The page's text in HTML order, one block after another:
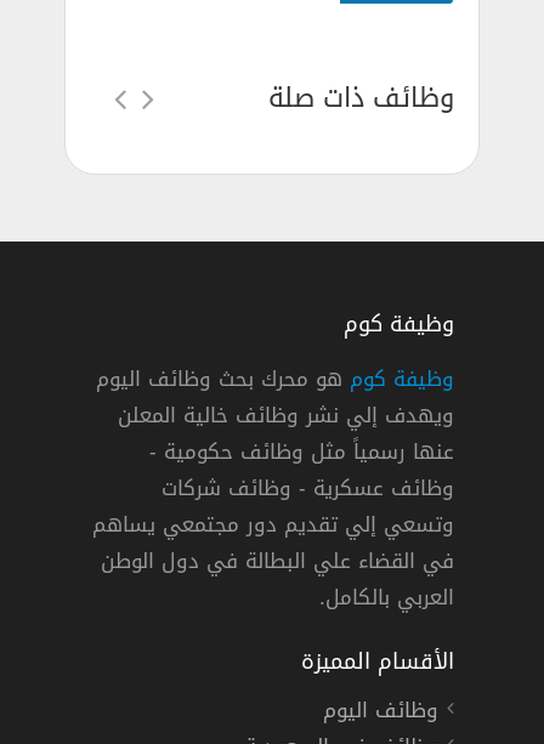
وظائف ذات صلة
مكة المكرمة,الخرج,أبها ,الجبيل وينبع العمل عن بعد
وظيفة كوم
وظيفة كوم هو محرك بحث وظائف اليوم
ويهدف إلي نشر وظائف خالية المعلن
عنها رسمياً مثل وظائف حكومية -
وظائف عسكرية - وظائف شركات
وتسعي إلي تقديم دور مجتمعي يساهم
في القضاء علي البطالة في دول الوطن
العربي بالكامل.
الأقسام المميزة
وظائف اليوم